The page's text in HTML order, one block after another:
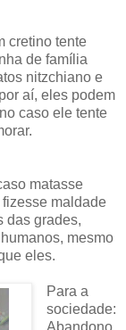
cretino tente
de família
nitzchiano e
aí, eles podem
caso ele tente
matasse
maldade
das grades,
mesmo
eles.
Para a
sociedade: